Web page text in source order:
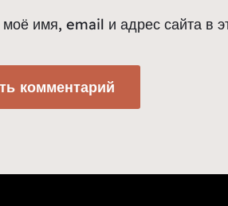
моё имя, email и адрес сайта в